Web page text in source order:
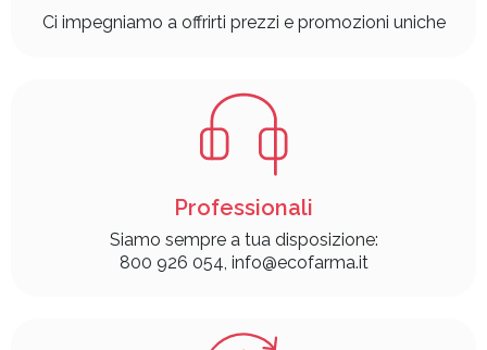
Ci impegniamo a offrirti prezzi e promozioni uniche
Professionali
Siamo sempre a tua disposizione:
800 926 054, info@ecofarma.it